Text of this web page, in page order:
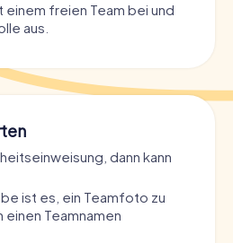
einem freien Team bei und
aus.
dann kann
ist es, ein Teamfoto zu
einen Teamnamen